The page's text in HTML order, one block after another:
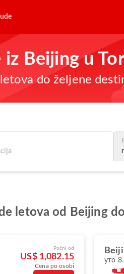
Beijing u
do željene
letova od Beijing
Počni od
US$ 1,082.15
Cena po osobi
уто